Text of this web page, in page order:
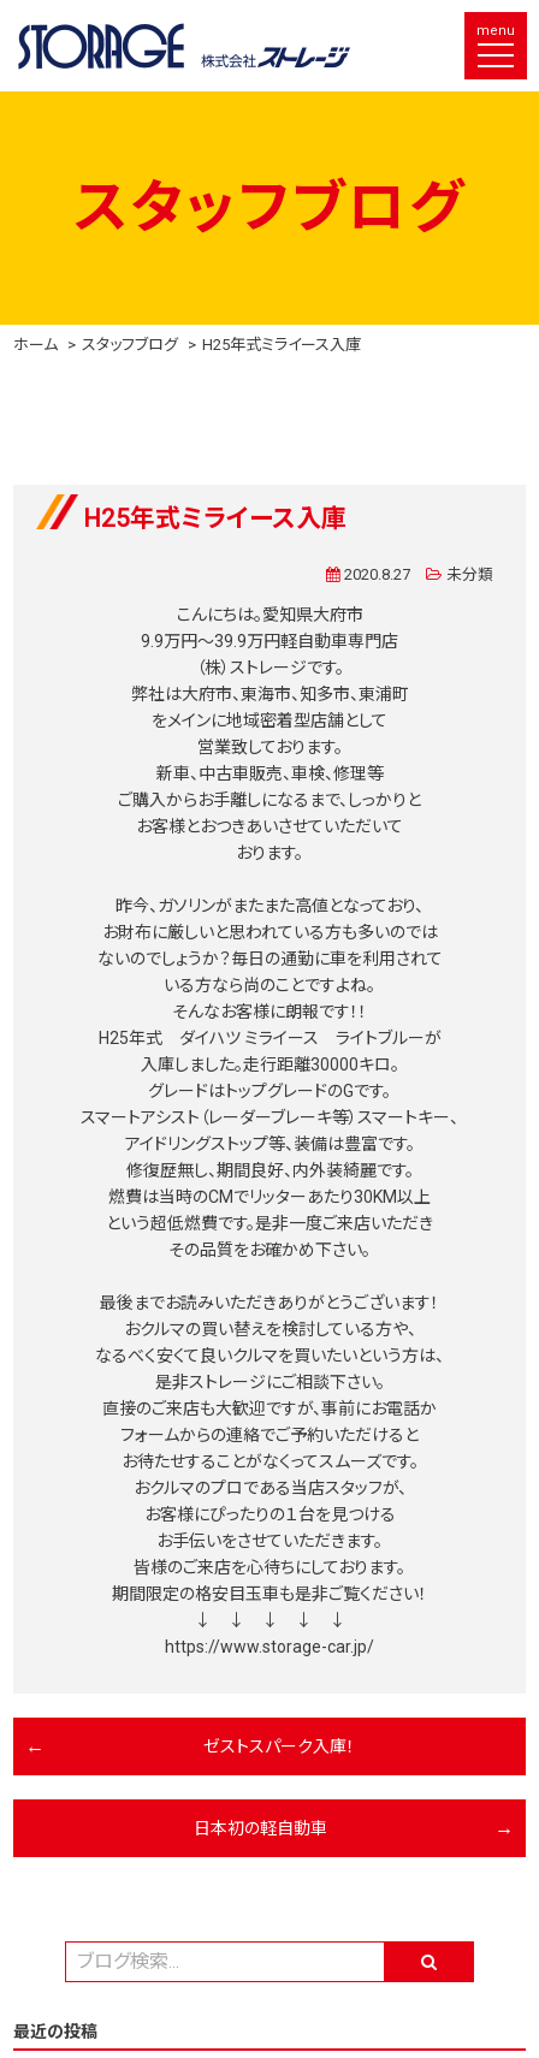
menu
スタッフブログ
ホーム スタッフブログ H25年式ミライース入庫
H25年式ミライース入庫
2020.8.27 未分類
こんにちは。愛知県大府市
9.9万円〜39.9万円軽自動車専門店
（株）ストレージです。
弊社は大府市、東海市、知多市、東浦町
をメインに地域密着型店舗として
営業致しております。
新車、中古車販売、車検、修理等
ご購入からお手離しになるまで、しっかりと
お客様とおつきあいさせていただいて
おります。
昨今、ガソリンがまたまた高値となっており、
お財布に厳しいと思われている方も多いのでは
ないのでしょうか？毎日の通勤に車を利用されて
いる方なら尚のことですよね。
そんなお客様に朗報です！！
H25年式 ダイハツ ミライース ライトブルーが
入庫しました。走行距離30000キロ。
グレードはトップグレードのGです。
スマートアシスト（レーダーブレーキ等）スマートキー、
アイドリングストップ等、装備は豊富です。
修復歴無し、期間良好、内外装綺麗です。
燃費は当時のCMでリッターあたり30KM以上
という超低燃費です。是非一度ご来店いただき
その品質をお確かめ下さい。
最後までお読みいただきありがとうございます！
おクルマの買い替えを検討している方や、
なるべく安くて良いクルマを買いたいという方は、
是非ストレージにご相談下さい。
直接のご来店も大歓迎ですが、事前にお電話か
フォームからの連絡でご予約いただけると
お待たせすることがなくってスムーズです。
おクルマのプロである当店スタッフが、
お客様にぴったりの１台を見つける
お手伝いをさせていただきます。
皆様のご来店を心待ちにしております。
期間限定の格安目玉車も是非ご覧ください！
↓ ↓ ↓ ↓ ↓
https://www.storage-car.jp/
ゼストスパーク入庫！
日本初の軽自動車
最近の投稿